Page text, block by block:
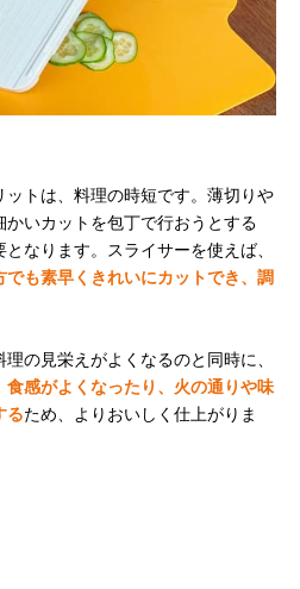
ットは、料理の時短です。薄切りや
いカットを包丁で行おうとする
なります。スライサーを使えば、
も素早くきれいにカットでき、調
の見栄えがよくなるのと同時に、
食感がよくなったり、火の通りや味
るため、よりおいしく仕上がりま